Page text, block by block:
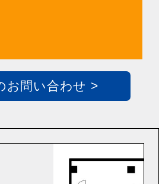
お問い合わせ >